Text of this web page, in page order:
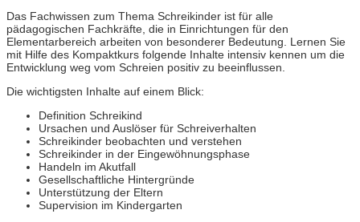
Das Fachwissen zum Thema Schreikinder ist für alle
pädagogischen Fachkräfte, die in Einrichtungen für den
Elementarbereich arbeiten von besonderer Bedeutung. Lernen Sie
mit Hilfe des Kompaktkurs folgende Inhalte intensiv kennen um die
Entwicklung weg vom Schreien positiv zu beeinflussen.
Die wichtigsten Inhalte auf einem Blick:
Definition Schreikind
Ursachen und Auslöser für Schreiverhalten
Schreikinder beobachten und verstehen
Schreikinder in der Eingewöhnungsphase
Handeln im Akutfall
Gesellschaftliche Hintergründe
Unterstützung der Eltern
Supervision im Kindergarten